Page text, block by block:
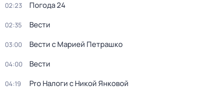
02:23 Погода 24
02:35 Вести
03:00 Вести с Марией Петрашко
04:00 Вести
04:19 Pro Налоги с Никой Янковой